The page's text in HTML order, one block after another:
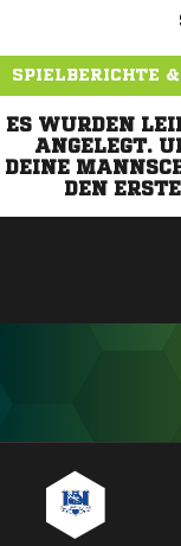
SPIELBERICHTE
ES WURDEN
ANGELEGT.
DEINE
DEN